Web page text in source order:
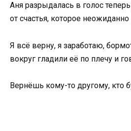
Аня разрыдалась в голос
от счастья, которое
Я всё верну, я заработаю,
вокруг гладили её по плечу и
Вернёшь кому-то другому, кто